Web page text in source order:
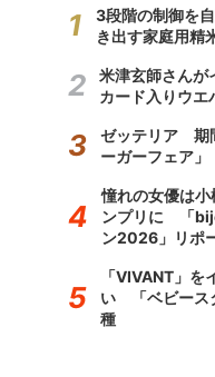
3段階の制御を
き出す家庭用精
米津玄師さんが
カード入りウエ
ゼッテリア 期
ーガーフェア」
憧れの女優は
ンプリに 「
ン2026」リポ
「VIVANT」
い 「ベビース
種